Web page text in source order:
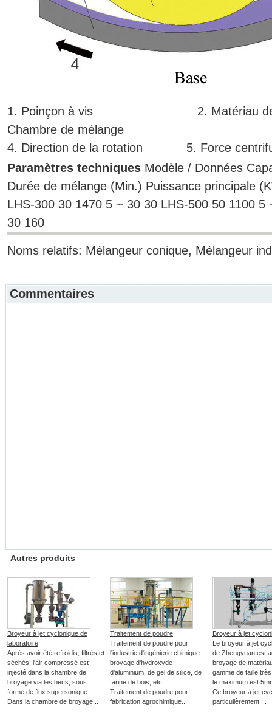
1. Poinçon à vis 2.
Chambre de mélange
4. Direction de la rotation 5. Force
Paramètres techniques Modèle / Données
Durée de mélange (Min.) Puissance principale
LHS-300 30 1470 5 ~ 30 30 LHS-500 50 1100 5
30 160
Noms relatifs: Mélangeur conique, Mélangeur
Commentaires
Autres produits
Broyeur à jet cyclonique de
laboratoire
Après avoir été refroidis, filtrés et
séchés, l'air compressé est
injecté dans la chambre de
broyage via les becs, sous
forme de flux supersonique.
Dans la chambre de broyage...
Traitement de poudre
Traitement de poudre pour
l'industrie d'ingénierie chimique :
broyage d'hydroxyde
d'aluminium, de gel de silice, de
farine de bois, etc.
Traitement de poudre pour
fabrication agrochimique...
Broyeur à jet
Le broyeur à jet
de Zhengyuan est
broyage de
gamme de taille
le maximum est
Ce broyeur à jet
particulièrement ...